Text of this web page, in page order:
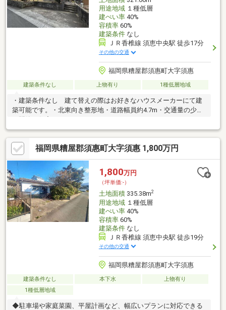
用途地域１種低層
建ぺい率40%
容積率60%
建築条件なし
ＪＲ香椎線 須恵中央駅 徒歩17分
その他の交通
福岡県糟屋郡須惠町大字須惠
建築条件なし 上物有り 1種低層地域
・建築条件なし 建て替えの際はお好きなハウスメーカーにて建
築可能です。・北東向き整形地・道路幅員約4.7m・交通量の少な
福岡県糟屋郡須惠町大字須惠 1,800万円
1,800万円
（坪単価:-）
土地面積335.38m2
用途地域１種低層
建ぺい率40%
容積率60%
建築条件なし
ＪＲ香椎線 須恵中央駅 徒歩19分
その他の交通
福岡県糟屋郡須惠町大字須惠
建築条件なし 本下水
上物有り
1種低層地域
◆駐車場や家庭菜園、平屋計画など、幅広いプランに対応できる